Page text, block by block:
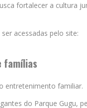
fortalecer a cultura
acessadas pelo site:
famílias
entretenimento familiar.
do Parque Gugu,